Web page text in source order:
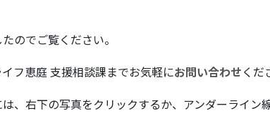
のでご覧ください。
フ恵庭 支援相談課までお気軽にお問い合わせくだ
、右下の写真をクリックするか、アンダーライン